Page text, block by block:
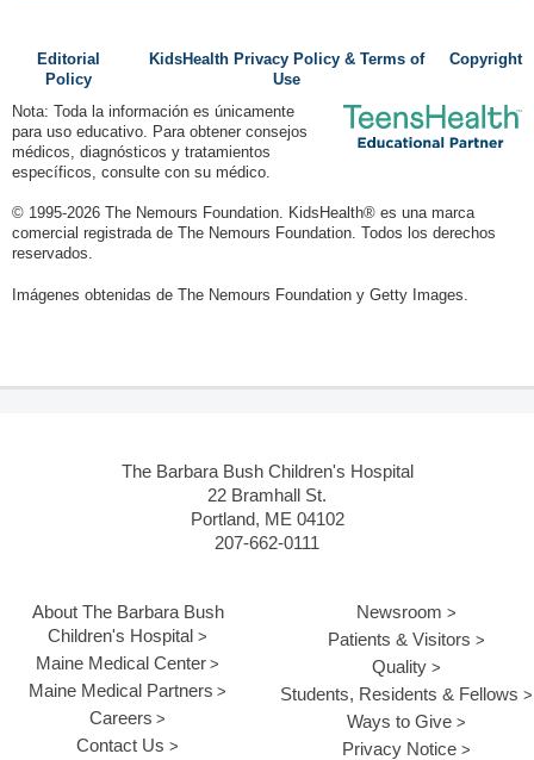
Editorial
Policy
KidsHealth Privacy Policy & Terms of
Use
Copyright
Nota: Toda la información es únicamente
para uso educativo. Para obtener consejos
médicos, diagnósticos y tratamientos
específicos, consulte con su médico.
© 1995-2026 The Nemours Foundation. KidsHealth® es una marca
comercial registrada de The Nemours Foundation. Todos los derechos
reservados.
Imágenes obtenidas de The Nemours Foundation y Getty Images.
The Barbara Bush Children's Hospital
22 Bramhall St.
Portland, ME 04102
207-662-0111
About The Barbara Bush
Children's Hospital
Maine Medical Center
Maine Medical Partners
Careers
Contact Us
Newsroom
Patients & Visitors
Quality
Students, Residents & Fellows
Ways to Give
Privacy Notice